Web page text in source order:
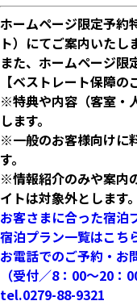
ホームページ限定予約
ト）にてご案内いたし
また、ホームページ限
【ベストレート保障
※特典や内容（客室・
します。
※一般のお客様向けに
す。
※情報紹介のみや案内
イトは対象外とします。
お客さまに合った宿泊
宿泊プラン一覧はこち
お電話でのご予約・お
（受付／8：00〜20：00
tel.0279-88-9321